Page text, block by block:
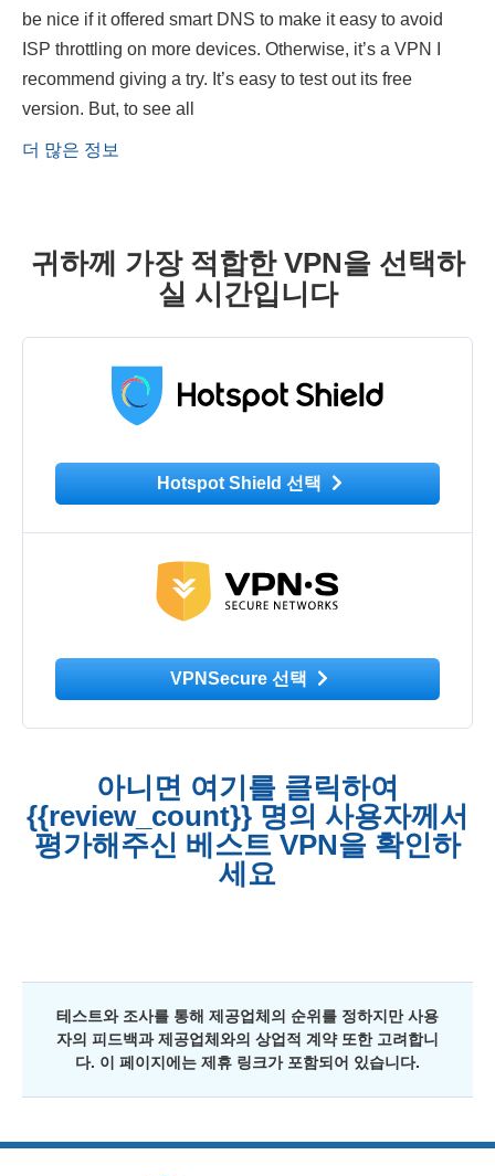
be nice if it offered smart DNS to make it easy to avoid
ISP throttling on more devices. Otherwise, it’s a VPN I
recommend giving a try. It’s easy to test out its free
version. But, to see all
더 많은 정보
귀하께 가장 적합한 VPN을 선택하
실 시간입니다
Hotspot Shield 선택
VPNSecure 선택
아니면 여기를 클릭하여
{{review_count}} 명의 사용자께서
평가해주신 베스트 VPN을 확인하
세요
테스트와 조사를 통해 제공업체의 순위를 정하지만 사용
자의 피드백과 제공업체와의 상업적 계약 또한 고려합니
다. 이 페이지에는 제휴 링크가 포함되어 있습니다.